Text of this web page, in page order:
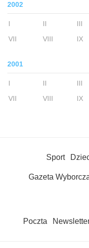
2002
I II III
VII
VIII IX
2001
I II III
VII
VIII IX
Sport
Gazeta
Poczta